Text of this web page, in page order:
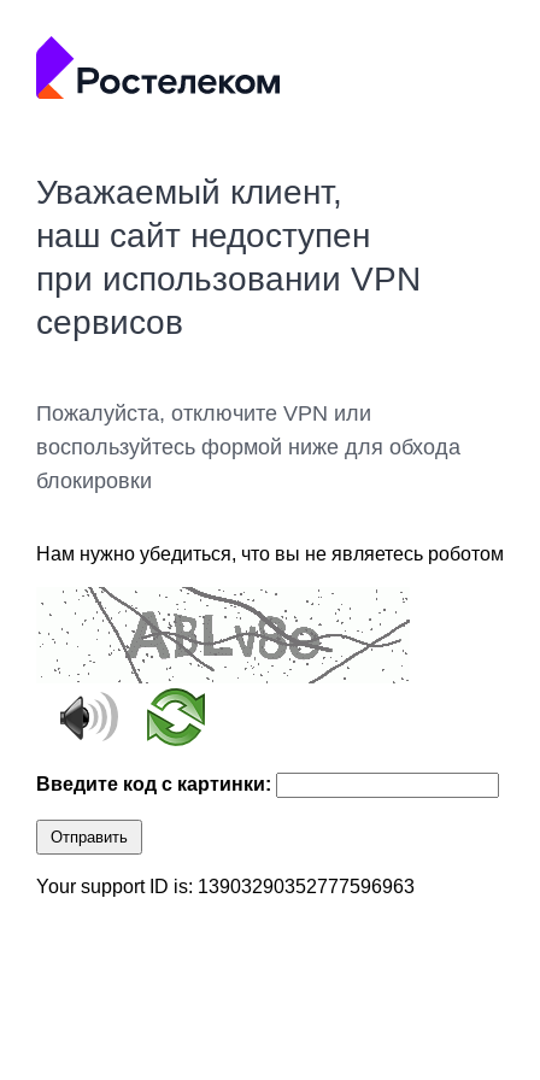
Уважаемый клиент,
наш сайт недоступен
при использовании VPN
сервисов
Пожалуйста, отключите VPN или
воспользуйтесь формой ниже для обхода
блокировки
Нам нужно убедиться, что вы не являетесь роботом
Введите код с картинки:
Отправить
Your support ID is: 13903290352777596963